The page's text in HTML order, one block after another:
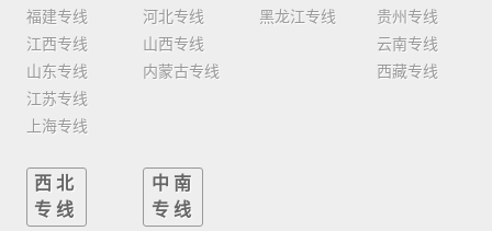
福建专线
江西专线
山东专线
江苏专线
上海专线
河北专线
山西专线
内蒙古专线
黑龙江专线
贵州专线
云南专线
西藏专线
西北
专线
中南
专线